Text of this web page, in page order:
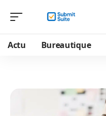
Actu Bureautique